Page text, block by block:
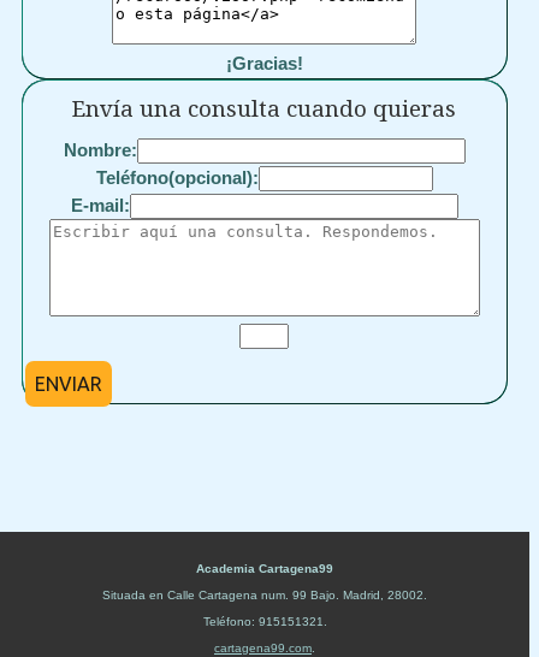
¡Gracias!
Envía una consulta cuando quieras
Nombre:
Teléfono(opcional):
E-mail:
ENVIAR
Academia Cartagena99
Situada en Calle Cartagena num. 99 Bajo Madrid 28002
Teléfono: 915151321
cartagena99.com